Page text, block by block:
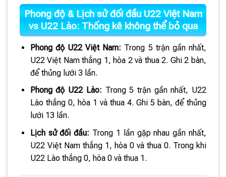
Phong độ & Lịch sử đối đầu U22 Việt Nam
vs U22 Lào: Thống kê không thể bỏ qua
Phong độ U22 Việt Nam: Trong 5 trận gần nhất,
U22 Việt Nam thắng 1, hòa 2 và thua 2. Ghi 2 bàn,
để thủng lưới 3 lần.
Phong độ U22 Lào: Trong 5 trận gần nhất, U22
Lào thắng 0, hòa 1 và thua 4. Ghi 5 bàn, để thủng
lưới 13 lần.
Lịch sử đối đầu: Trong 1 lần gặp nhau gần nhất,
U22 Việt Nam thắng 1, hòa 0 và thua 0. Trong khi
U22 Lào thắng 0, hòa 0 và thua 1.